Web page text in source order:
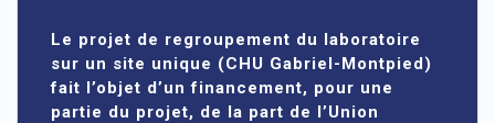
Le projet de regroupement du laboratoire
sur un site unique (CHU Gabriel-Montpied)
fait l’objet d’un financement, pour une
partie du projet, de la part de l’Union